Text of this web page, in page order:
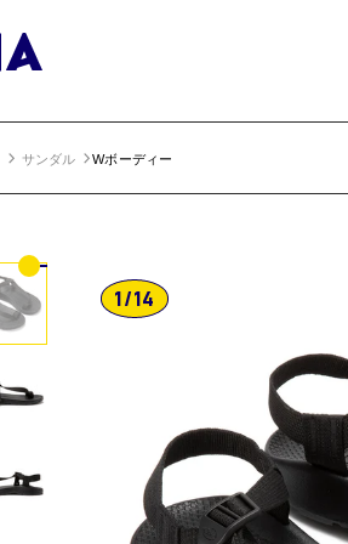
サンダル Wボーディー
1/14